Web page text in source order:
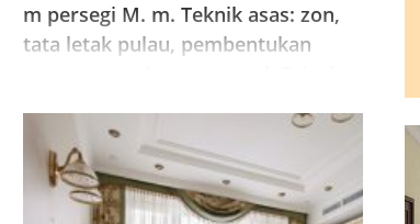
m persegi M. m. Teknik asas: zon,
tata letak pulau, pembentukan